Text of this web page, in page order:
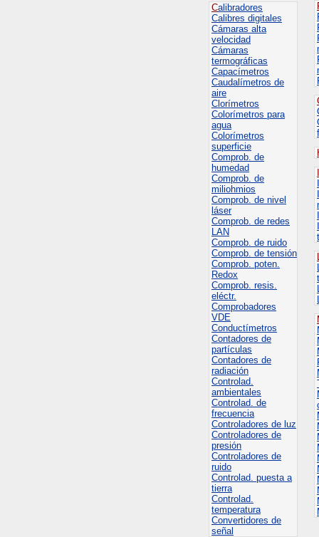
Calibradores
Calibres digitales
Cámaras alta
velocidad
Cámaras
termográficas
Capacímetros
Caudalímetros de
aire
Clorímetros
Colorímetros para
agua
Colorímetros
superficie
Comprob. de
humedad
Comprob. de
miliohmios
Comprob. de nivel
láser
Comprob. de redes
LAN
Comprob. de ruido
Comprob. de tensión
Comprob. poten.
Redox
Comprob. resis.
eléctr.
Comprobadores
VDE
Conductímetros
Contadores de
partículas
Contadores de
radiación
Controlad.
ambientales
Controlad. de
frecuencia
Controladores de luz
Controladores de
presión
Controladores de
ruido
Controlad. puesta a
tierra
Controlad.
temperatura
Convertidores de
señal